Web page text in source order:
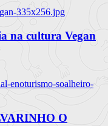
335x256.jpg
na cultura Vegan
enoturismo-soalheiro-
O